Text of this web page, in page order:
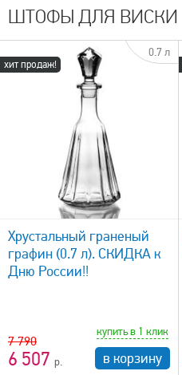
ШТОФЫ ДЛЯ ВИСКИ
хит продаж!
0.7 л
Хрустальный граненый
графин (0.7 л). СКИДКА к
Дню России!!
7 790
6 507
купить в 1 клик
в корзину
быстрый просмотр